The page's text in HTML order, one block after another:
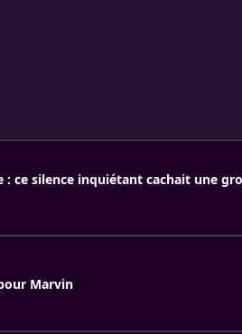
: ce silence inquiétant cachait une
Marvin